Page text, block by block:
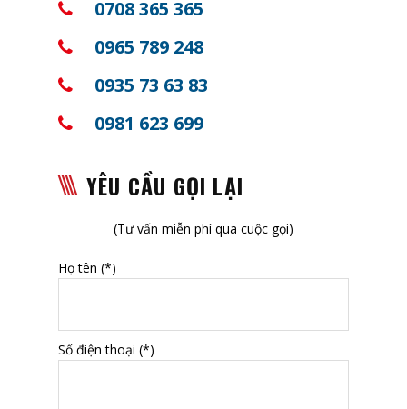
0708 365 365
0965 789 248
0935 73 63 83
0981 623 699
YÊU CẦU GỌI LẠI
(Tư vấn miễn phí qua cuộc gọi)
Họ tên (*)
Số điện thoại (*)